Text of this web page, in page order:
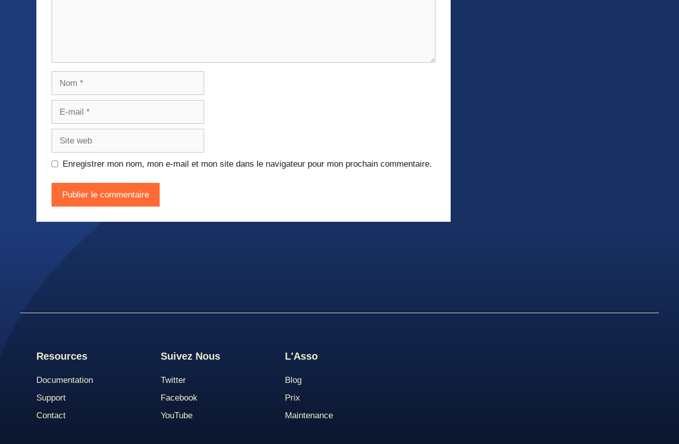
Enregistrer mon nom, mon e-mail et mon site dans le navigateur pour mon prochain commentaire.
Resources
Documentation
Support
Contact
Suivez Nous
Twitter
Facebook
YouTube
L'Asso
Blog
PriX
Maintenance